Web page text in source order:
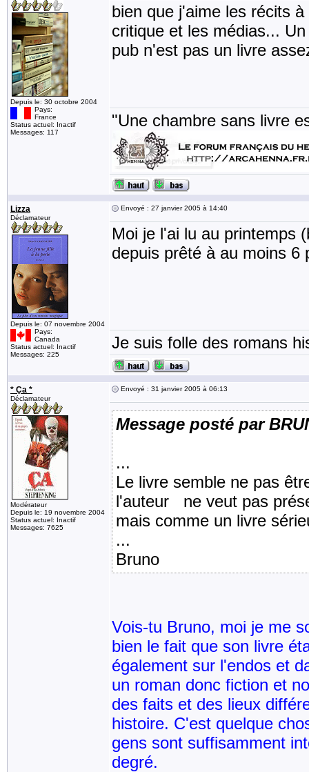
Depuis le: 30 octobre 2004
Pays:
France
Status actuel: Inactif
Messages: 117
bien que j'aime les récits
critique et les médias...
pub n'est pas un livre
"Une chambre sans livre
Lizza
Déclamateur
Depuis le: 07 novembre 2004
Pays:
Canada
Status actuel: Inactif
Messages: 225
Envoyé : 27 janvier 2005 à 14:40
Moi je l'ai lu au printemps
depuis prêté à au moins 6
Je suis folle des romans
* Ça *
Déclamateur
Modérateur
Depuis le: 19 novembre 2004
Status actuel: Inactif
Messages: 7625
Envoyé : 31 janvier 2005 à 06:13
Message posté par
...
Le livre semble ne pas
l'auteur ne veut pas
mais comme un livre
...
Bruno
Vois-tu Bruno, moi je me
bien le fait que son livre
également sur l'endos et
un roman donc fiction et
des faits et des lieux
histoire. C'est quelque
gens sont suffisamment
degré.